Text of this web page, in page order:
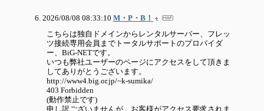
2026/08/08 08:33:10 M・P・B！
こちらは独自ドメインからレンタルサーバー、フレッ
ツ接続専用会員までトータルサポートのプロバイダ
ー、BiG-NETです。
いつも弊社ユーザーのページにアクセスをして頂きま
してありがとうございます。
http://www4.big.or.jp/~k-sumika/
403 Forbidden
(動作禁止です)
申し訳ございませんが、お客様がアクセス要求されま